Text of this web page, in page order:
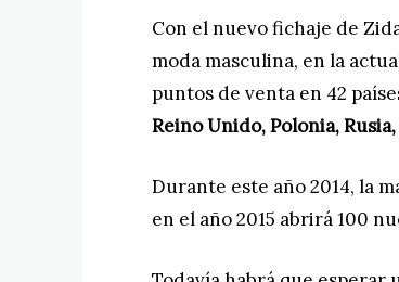
Con el nuevo fichaje de
moda masculina, en la
puntos de venta en 42
Reino Unido, Polonia,
Durante este año 2014, la
en el año 2015 abrirá 100